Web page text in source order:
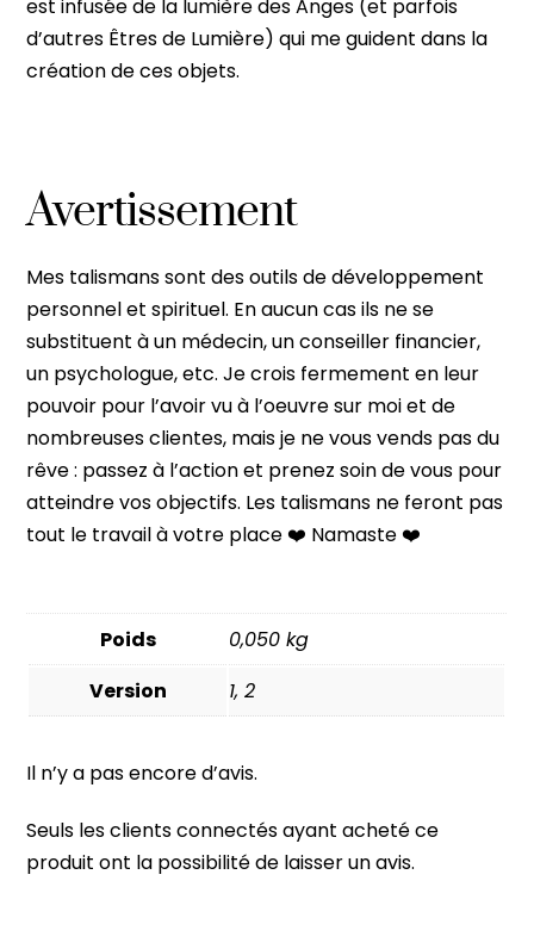
est infusée de la lumière des Anges (et parfois
d’autres Êtres de Lumière) qui me guident dans la
création de ces objets.
Avertissement
Mes talismans sont des outils de développement
personnel et spirituel. En aucun cas ils ne se
substituent à un médecin, un conseiller financier,
un psychologue, etc. Je crois fermement en leur
pouvoir pour l’avoir vu à l’oeuvre sur moi et de
nombreuses clientes, mais je ne vous vends pas du
rêve : passez à l’action et prenez soin de vous pour
atteindre vos objectifs. Les talismans ne feront pas
tout le travail à votre place ❤️ Namaste ❤️
Poids
0,050 kg
Version
1, 2
Il n’y a pas encore d’avis.
Seuls les clients connectés ayant acheté ce
produit ont la possibilité de laisser un avis.